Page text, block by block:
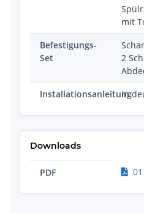
mit
Befestigungs-
Set
2
Installationsanleitung
in
Downloads
PDF